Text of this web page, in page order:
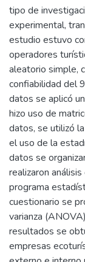
tipo de
experimental,
estudio estuvo
operadores
aleatorio simple,
confiabilidad del
datos se aplicó
hizo uso de
datos, se utilizó
el uso de la
datos se
realizaron
programa
cuestionario se
varianza
resultados se
empresas